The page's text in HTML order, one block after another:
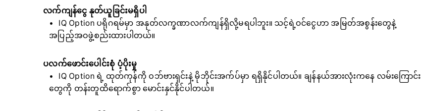
လက်ကျန်ငွေ နုတ်ယူခြင်းမရှိပါ
IQ Option ပရိုဂရမ်မှာ အနုတ်လက္ခဏာလက်ကျန်ရှိလို့မရပါဘူး။ သင့်ရဲ့ဝင်ငွေဟာ အမြတ်အစွန်းတွေနဲ့
အပြည့်အဝဖွဲ့စည်းထားပါတယ်။
ပလက်ဖောင်းပေါင်းစုံ ပံ့ပိုးမှု
IQ Option ရဲ့ ထုတ်ကုန်ကို ဝဘ်ဗားရှင်းနဲ့ မိုဘိုင်းအက်ပ်မှာ ရရှိနိုင်ပါတယ်။ ချန်နယ်အားလုံးကနေ လမ်းကြောင်း
တွေကို တန်းတူထိရောက်စွာ မောင်းနှင်နိုင်ပါတယ်။